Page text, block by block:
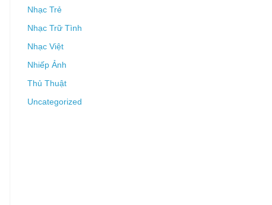
Nhạc Trẻ
Nhạc Trữ Tình
Nhạc Việt
Nhiếp Ảnh
Thủ Thuật
Uncategorized